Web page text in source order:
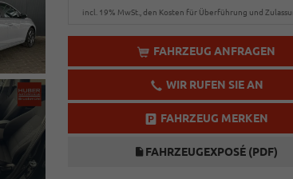
incl. 19% MwSt., den Kosten für Überführung und
FAHRZEUG ANFRAGEN
WIR RUFEN SIE AN
FAHRZEUG MERKEN
FAHRZEUGEXPOSÉ (PDF)